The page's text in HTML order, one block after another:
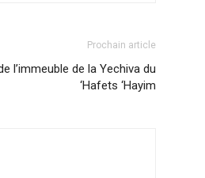
Prochain article
l’immeuble de la Yechiva du
‘Hafets ‘Hayim